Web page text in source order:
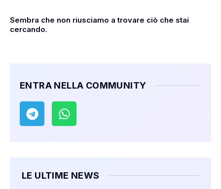
Sembra che non riusciamo a trovare ciò che stai
cercando.
ENTRA NELLA COMMUNITY
LE ULTIME NEWS